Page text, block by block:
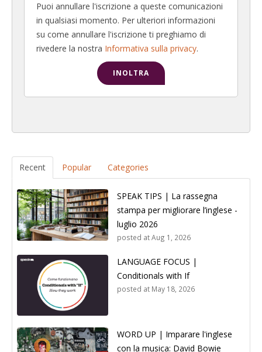
Puoi annullare l'iscrizione a queste comunicazioni
in qualsiasi momento. Per ulteriori informazioni
su come annullare l'iscrizione ti preghiamo di
rivedere la nostra Informativa sulla privacy.
Recent Popular Categories
SPEAK TIPS | La rassegna
stampa per migliorare l’inglese -
luglio 2026
posted atAug 1, 2026
LANGUAGE FOCUS |
Conditionals with If
posted at May 18, 2026
WORD UP | Imparare l'inglese
con la musica: David Bowie